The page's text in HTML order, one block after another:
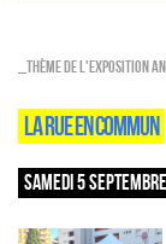
_Thème de l'exposition
LA RUE EN COMMUN
SAMEDI 5